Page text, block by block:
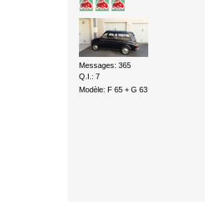
Messages: 365
Q.I.: 7
Modèle: F 65 + G 63